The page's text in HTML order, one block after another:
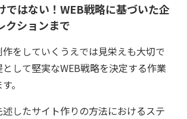
ではない！WEB戦略に基づいた企
クションまで
をしていくうえでは見栄えも大切で
して堅実なWEB戦略を決定する作業
。
述したサイト作りの方法におけるステ